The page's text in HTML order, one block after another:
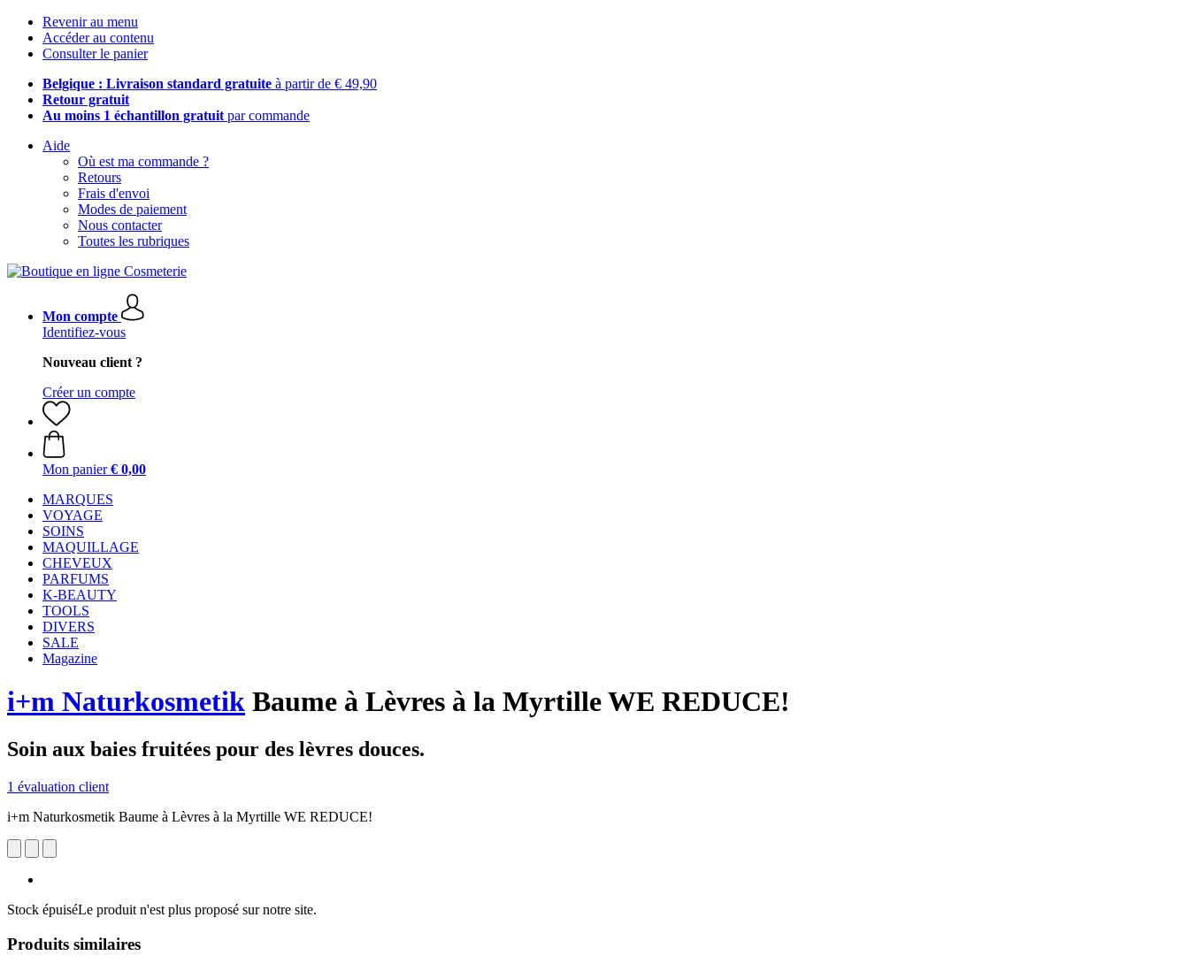
Revenir au menu
Accéder au contenu
Consulter le panier
Belgique : Livraison standard gratuite à partir de € 49,90
Retour gratuit
Au moins 1 échantillon gratuit par commande
Aide
Où est ma commande ?
Retours
Frais d'envoi
Modes de paiement
Nous contacter
Toutes les rubriques
Mon compte
Identifiez-vous
Nouveau client ?
Créer un compte
Mon panier € 0,00
MARQUES
VOYAGE
SOINS
MAQUILLAGE
CHEVEUX
PARFUMS
K-BEAUTY
TOOLS
DIVERS
SALE
Magazine
i+m Naturkosmetik Baume à Lèvres à la Myrtille WE REDUCE!
Soin aux baies fruitées pour des lèvres douces.
1 évaluation client
i+m Naturkosmetik Baume à Lèvres à la Myrtille WE REDUCE!
Stock épuiséLe produit n'est plus proposé sur notre site.
Produits similaires